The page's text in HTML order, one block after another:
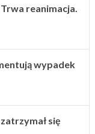
reanimacja.
wypadek
się